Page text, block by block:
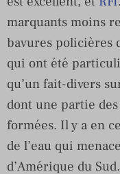
marquants moins
bavures policières
qui ont été
qu’un fait-divers
dont une partie
formées. Il y a en
de l’eau qui
d’Amérique du